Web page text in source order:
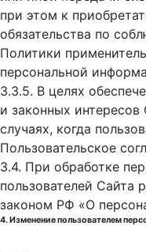
при этом к
обязательства по
Политики
персональной
3.3.5. В целях
и законных
случаях, когда
Пользовательское
3.4. При обработке
пользователей Сайта
законом РФ «О
4. Изменение пользователем